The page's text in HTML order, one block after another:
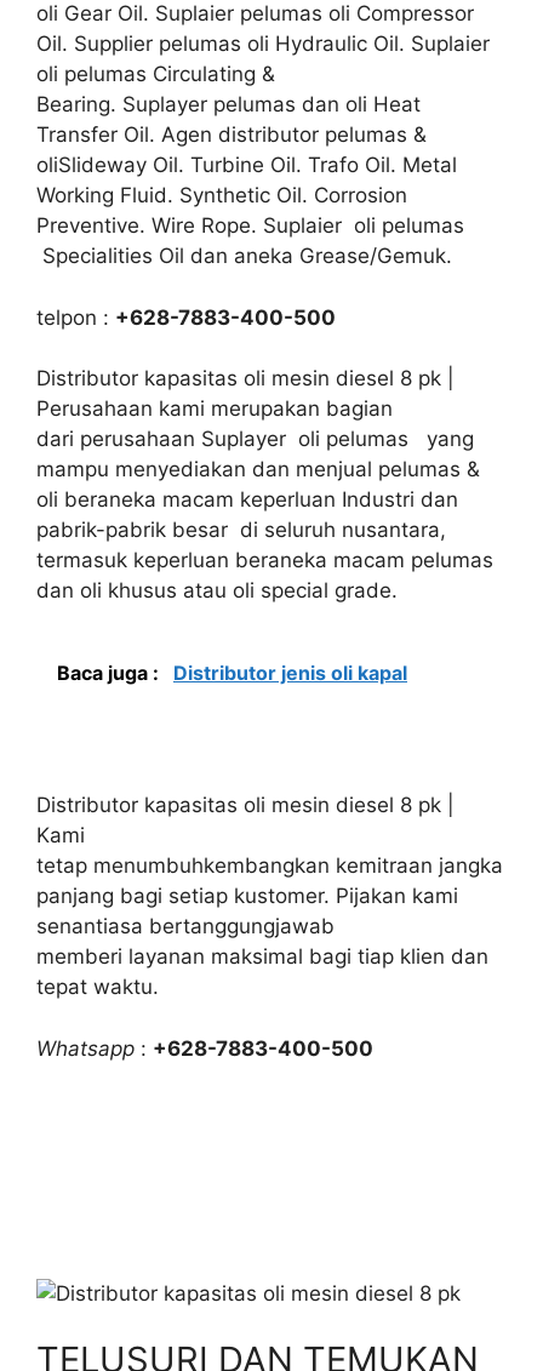
oli Gear Oil. Suplaier pelumas oli Compressor
Oil. Supplier pelumas oli Hydraulic Oil. Suplaier
oli pelumas Circulating &
Bearing. Suplayer pelumas dan oli Heat
Transfer Oil. Agen distributor pelumas &
oliSlideway Oil. Turbine Oil. Trafo Oil. Metal
Working Fluid. Synthetic Oil. Corrosion
Preventive. Wire Rope. Suplaier oli pelumas
Specialities Oil dan aneka Grease/Gemuk.
telpon : +628-7883-400-500
Distributor kapasitas oli mesin diesel 8 pk |
Perusahaan kami merupakan bagian
dari perusahaan Suplayer oli pelumas yang
mampu menyediakan dan menjual pelumas &
oli beraneka macam keperluan Industri dan
pabrik-pabrik besar di seluruh nusantara,
termasuk keperluan beraneka macam pelumas
dan oli khusus atau oli special grade.
Baca juga : Distributor jenis oli kapal
Distributor kapasitas oli mesin diesel 8 pk |
Kami
tetap menumbuhkembangkan kemitraan jangka
panjang bagi setiap kustomer. Pijakan kami
senantiasa bertanggungjawab
memberi layanan maksimal bagi tiap klien dan
tepat waktu.
Whatsapp : +628-7883-400-500
TELUSURI DAN TEMUKAN